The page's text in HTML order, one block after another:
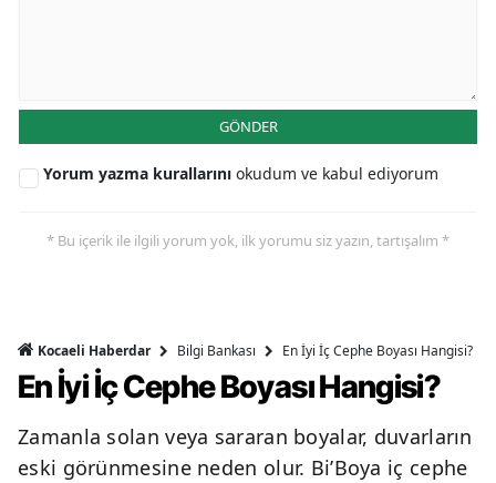
GÖNDER
Yorum yazma kurallarını okudum ve kabul ediyorum
* Bu içerik ile ilgili yorum yok, ilk yorumu siz yazın, tartışalım *
Kocaeli Haberdar Bilgi Bankası En İyi İç Cephe Boyası Hangisi?
En İyi İç Cephe Boyası Hangisi?
Zamanla solan veya sararan boyalar, duvarların
eski görünmesine neden olur. Bi’Boya iç cephe